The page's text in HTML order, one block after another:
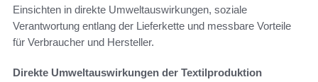
Einsichten in direkte Umweltauswirkungen, soziale
Verantwortung entlang der Lieferkette und messbare Vorteile
für Verbraucher und Hersteller.
Direkte Umweltauswirkungen der Textilproduktion